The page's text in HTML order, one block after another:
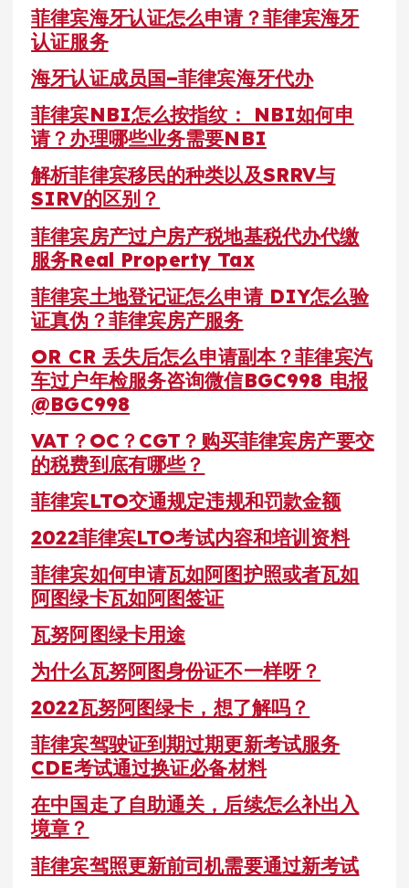
菲律宾海牙认证怎么申请？菲律宾海牙
认证服务
海牙认证成员国–菲律宾海牙代办
菲律宾NBI怎么按指纹： NBI如何申
请？办理哪些业务需要NBI
解析菲律宾移民的种类以及SRRV与
SIRV的区别？
菲律宾房产过户房产税地基税代办代缴
服务Real Property Tax
菲律宾土地登记证怎么申请 DIY怎么验
证真伪？菲律宾房产服务
OR CR 丢失后怎么申请副本？菲律宾汽
车过户年检服务咨询微信BGC998 电报
@BGC998
VAT？OC？CGT？购买菲律宾房产要交
的税费到底有哪些？
菲律宾LTO交通规定违规和罚款金额
2022菲律宾LTO考试内容和培训资料
菲律宾如何申请瓦如阿图护照或者瓦如
阿图绿卡瓦如阿图签证
瓦努阿图绿卡用途
为什么瓦努阿图身份证不一样呀？
2022瓦努阿图绿卡，想了解吗？
菲律宾驾驶证到期过期更新考试服务
CDE考试通过换证必备材料
在中国走了自助通关，后续怎么补出入
境章？
菲律宾驾照更新前司机需要通过新考试